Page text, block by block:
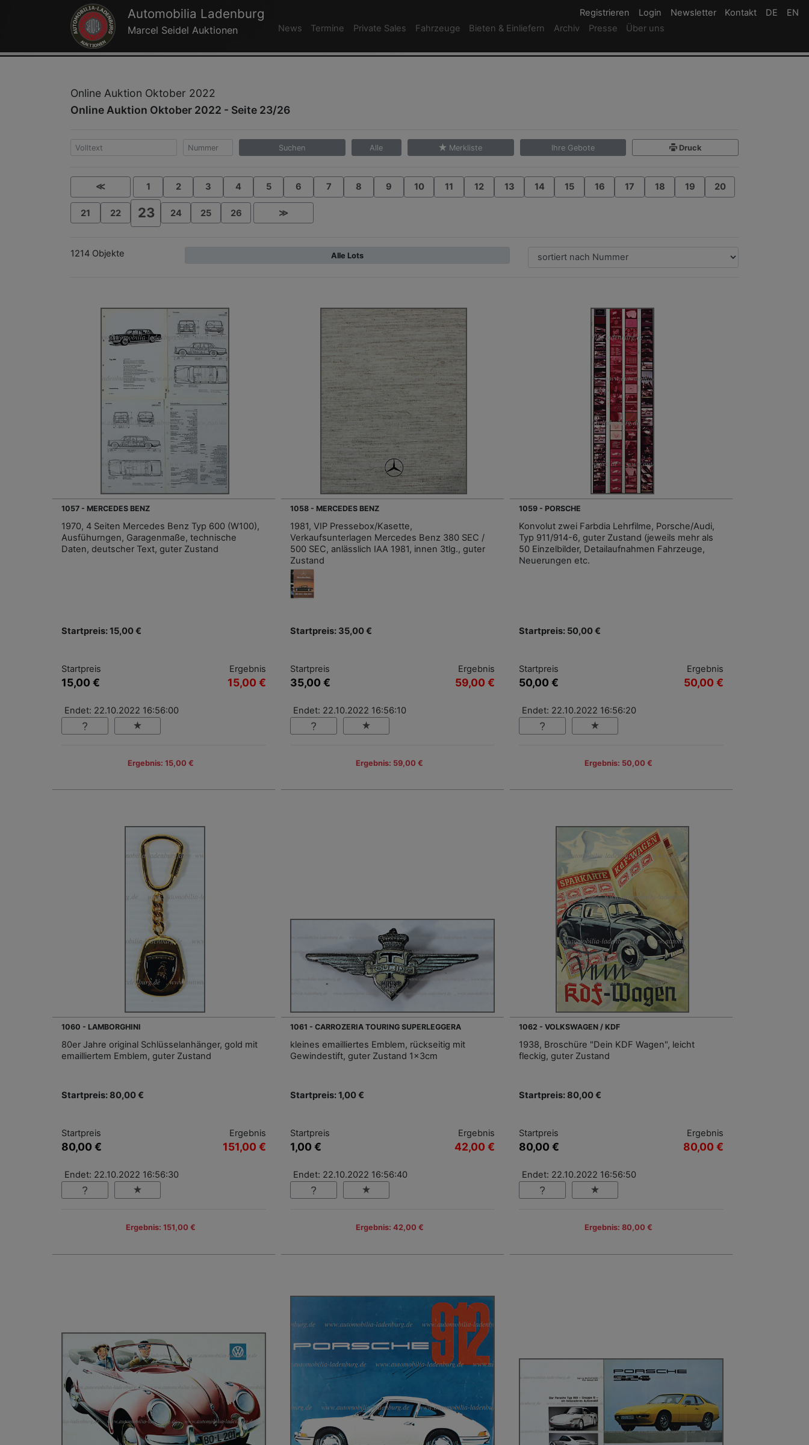
Automobilia Ladenburg
Marcel Seidel Auktionen News Termine Private Sales Fahrzeuge Bieten & Einliefern Archiv Presse Über uns
Registrieren Registrieren
Login Login
NewsletterNewsletter
Kontakt Newsletter
DE EN
Online Auktion Oktober 2022
Online Auktion Oktober 2022 - Seite 23/26
Suchen Alle Merkliste Ihre Gebote Druck
≪ 1 2 3 4 5 6 7 8 9 10 11 12 13 14 15 16 17 18 19 20
21 22 23 24 25 26 ≫
1214 Objekte Alle Lots
1057 - MERCEDES BENZ
1970, 4 Seiten Mercedes Benz Typ 600 (W100),
Ausfühurngen, Garagenmaße, technische
Daten, deutscher Text, guter Zustand
Startpreis: 15,00 €
Startpreis
15,00 €
Ergebnis
15,00 €
Endet: 22.10.2022 16:56:00
Ergebnis: 15,00 €
1058 - MERCEDES BENZ
1981, VIP Pressebox/Kasette,
Verkaufsunterlagen Mercedes Benz 380 SEC /
500 SEC, anlässlich IAA 1981, innen 3tlg., guter
Zustand
Startpreis: 35,00 €
Startpreis
35,00 €
Ergebnis
59,00 €
Endet: 22.10.2022 16:56:10
Ergebnis: 59,00 €
1059 - PORSCHE
Konvolut zwei Farbdia Lehrfilme, Porsche/Audi,
Typ 911/914-6, guter Zustand (jeweils mehr als
50 Einzelbilder, Detailaufnahmen Fahrzeuge,
Neuerungen etc.
Startpreis: 50,00 €
Startpreis
50,00 €
Ergebnis
50,00 €
Endet: 22.10.2022 16:56:20
Ergebnis: 50,00 €
1060 - LAMBORGHINI
80er Jahre original Schlüsselanhänger, gold mit
emailliertem Emblem, guter Zustand
Startpreis: 80,00 €
Startpreis
80,00 €
Ergebnis
151,00 €
Endet: 22.10.2022 16:56:30
Ergebnis: 151,00 €
1061 - CARROZERIA TOURING SUPERLEGGERA
kleines emailliertes Emblem, rückseitig mit
Gewindestift, guter Zustand 1x3cm
Startpreis: 1,00 €
Startpreis
1,00 €
Ergebnis
42,00 €
Endet: 22.10.2022 16:56:40
Ergebnis: 42,00 €
1062 - VOLKSWAGEN / KDF
1938, Broschüre "Dein KDF Wagen", leicht
fleckig, guter Zustand
Startpreis: 80,00 €
Startpreis
80,00 €
Ergebnis
80,00 €
Endet: 22.10.2022 16:56:50
Ergebnis: 80,00 €